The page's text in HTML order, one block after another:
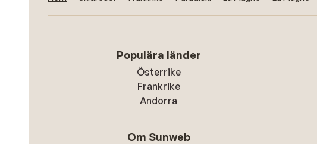
Populära länder
Österrike
Frankrike
Andorra
Om Sunweb